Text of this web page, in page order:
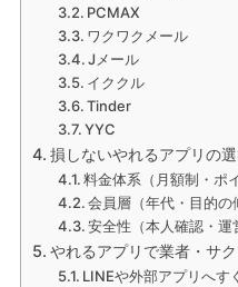
PCMAX
ワクワクメール
Jメール
イククル
Tinder
YYC
損しないやれるアプリの
料金体系（月額制・ポ
会員層（年代・目的の
安全性（本人確認・
やれるアプリで業者・サ
LINEや外部アプリへす